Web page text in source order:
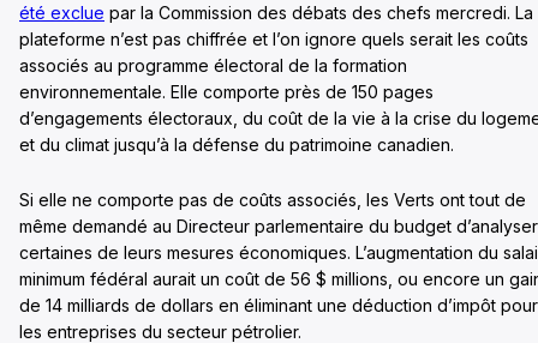
été exclue par la Commission des débats des chefs mercredi. La
plateforme n’est pas chiffrée et l’on ignore quels serait les coûts
associés au programme électoral de la formation
environnementale. Elle comporte près de 150 pages
d’engagements électoraux, du coût de la vie à la crise du
et du climat jusqu’à la défense du patrimoine canadien.
Si elle ne comporte pas de coûts associés, les Verts ont tout de
même demandé au Directeur parlementaire du budget d’analyser
certaines de leurs mesures économiques. L’augmentation du
minimum fédéral aurait un coût de 56 $ millions, ou encore un
de 14 milliards de dollars en éliminant une déduction d’impôt pour
les entreprises du secteur pétrolier.